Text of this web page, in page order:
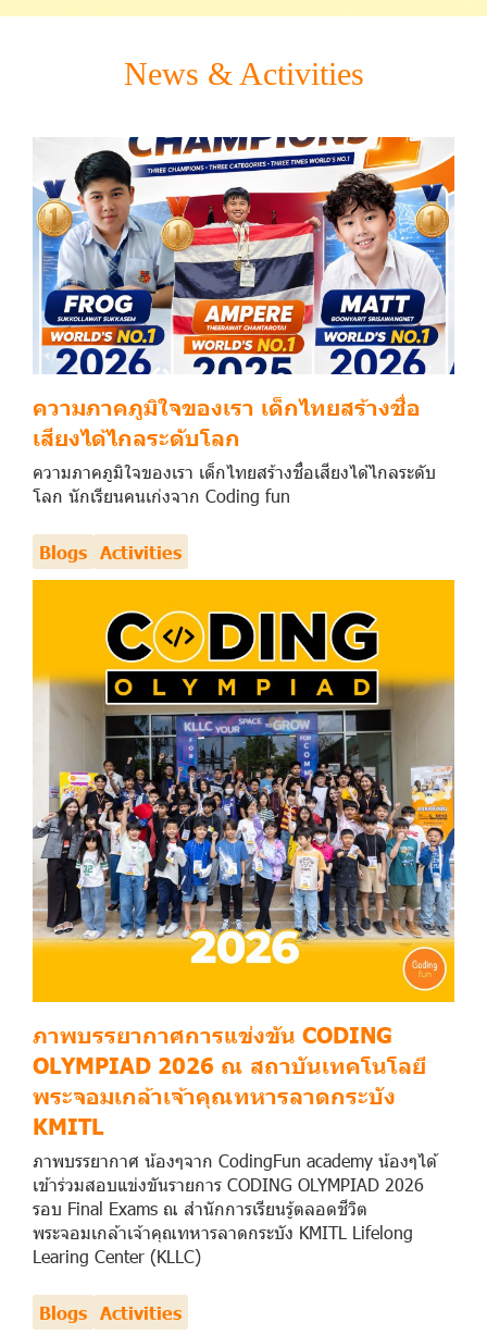
News & Activities
ความภาคภูมิใจของเรา เด็กไทยสร้างชื่อ
เสียงได้ไกลระดับโลก
ความภาคภูมิใจของเรา เด็กไทยสร้างชื่อเสียงได้ไกลระดับ
โลก นักเรียนคนเก่งจาก Coding fun
Blogs Activities
ภาพบรรยากาศการแข่งขัน CODING
OLYMPIAD 2026 ณ สถาบันเทคโนโลยี
พระจอมเกล้าเจ้าคุณทหารลาดกระบัง
KMITL
ภาพบรรยากาศ น้องๆจาก CodingFun academy น้องๆได้
เข้าร่วมสอบแข่งขันรายการ CODING OLYMPIAD 2026
รอบ Final Exams ณ สำนักการเรียนรู้ตลอดชีวิต
พระจอมเกล้าเจ้าคุณทหารลาดกระบัง KMITL Lifelong
Learing Center (KLLC)
Blogs Activities